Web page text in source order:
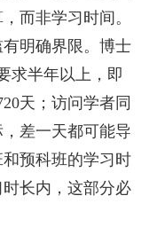
而非学习时间。
明确界限。博士
求半年以上，即
天；访问学者同
差一天都可能导
预科班的学习时
长内，这部分必